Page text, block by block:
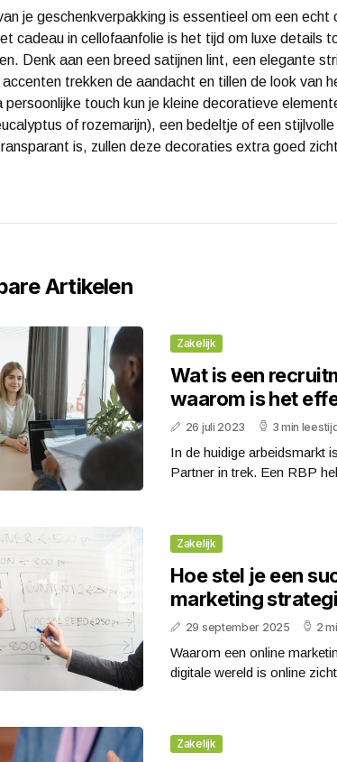
je geschenkverpakking is essentieel om een
cadeau in cellofaanfolie is het tijd om luxe details
Denk aan een breed satijnen lint, een elegante
trekken de aandacht en tillen de look van
persoonlijke touch kun je kleine decoratieve
of rozemarijn), een bedeltje of een
is, zullen deze decoraties extra goed
Artikelen
Zakelijk
Wat is een
waarom is het
26 juli 2023 3 min
In de huidige arbeidsmarkt
Partner in trek. Een RBP
Zakelijk
Hoe stel je een
marketing
29 september 2025 2
Waarom een online
digitale wereld is online
Zakelijk